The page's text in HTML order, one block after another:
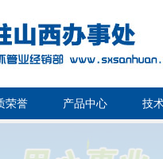
荣誉 产品中心 技